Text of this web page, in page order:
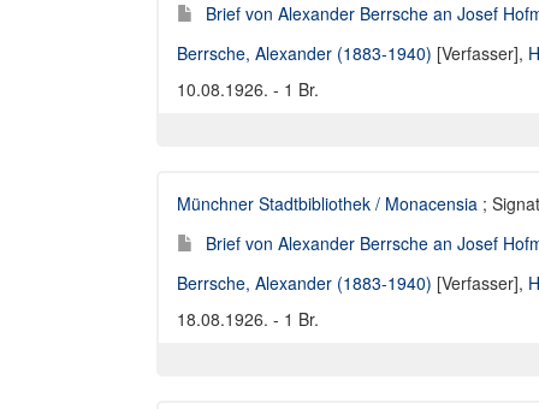
Brief von Alexander Berrsche an Josef
Berrsche, Alexander (1883-1940) [Verfasser],
10.08.1926. - 1 Br.
Münchner Stadtbibliothek / Monacensia ;
Brief von Alexander Berrsche an Josef
Berrsche, Alexander (1883-1940) [Verfasser],
18.08.1926. - 1 Br.